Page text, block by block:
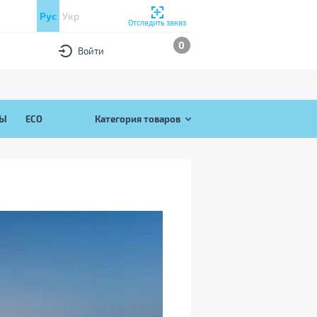
Рус Укр
Отследить заказ
Войти 0
ECO Категория товаров